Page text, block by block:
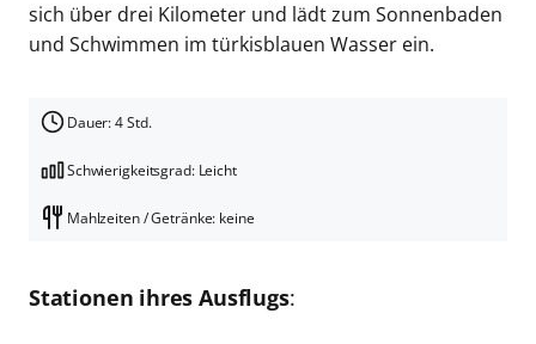
sich über drei Kilometer und lädt zum Sonnenbaden
und Schwimmen im türkisblauen Wasser ein.
Dauer: 4 Std.
Schwierigkeitsgrad: Leicht
Mahlzeiten / Getränke: keine
Stationen ihres Ausflugs: